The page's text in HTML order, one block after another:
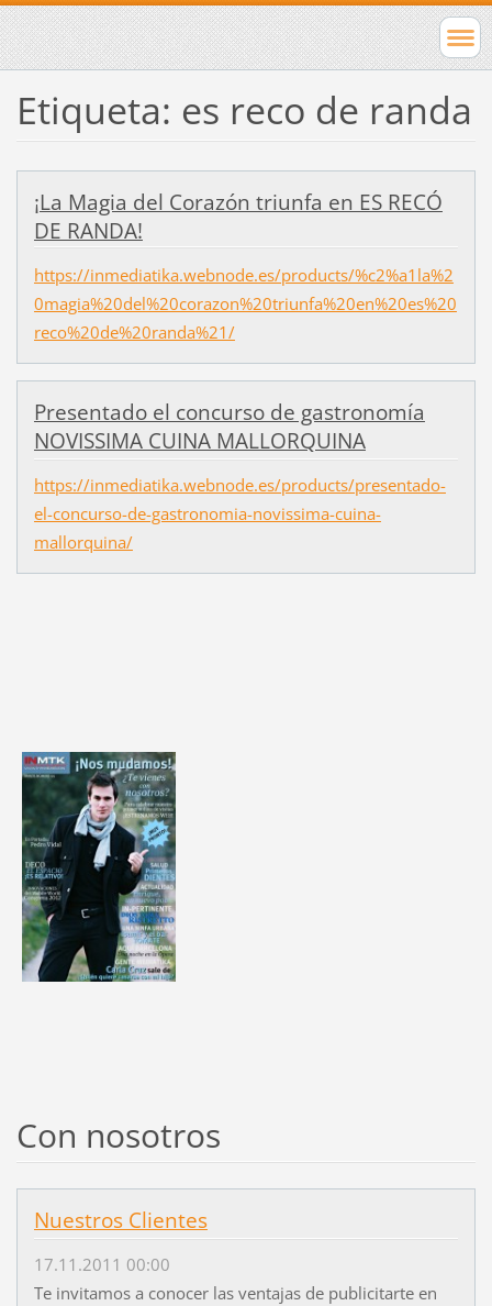
Etiqueta: es reco de randa
¡La Magia del Corazón triunfa en ES RECÓ
DE RANDA!
https://inmediatika.webnode.es/products/%c2%a1la%2
0magia%20del%20corazon%20triunfa%20en%20es%20
reco%20de%20randa%21/
Presentado el concurso de gastronomía
NOVISSIMA CUINA MALLORQUINA
https://inmediatika.webnode.es/products/presentado-
el-concurso-de-gastronomia-novissima-cuina-
mallorquina/
Con nosotros
Nuestros Clientes
17.11.2011 00:00
Te invitamos a conocer las ventajas de publicitarte en